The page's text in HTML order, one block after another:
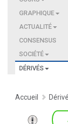
GRAPHIQUE
ACTUALITÉ
CONSENSUS
SOCIÉTÉ
DÉRIVÉS
Accueil